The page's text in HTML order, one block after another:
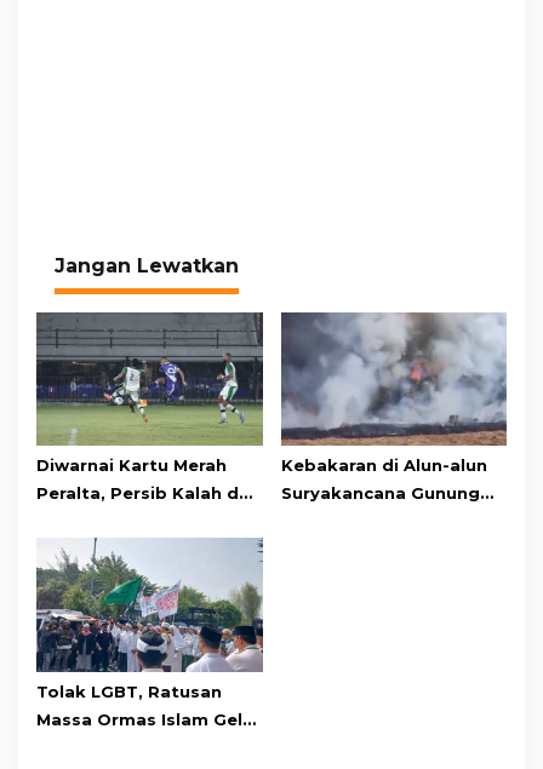
Jangan Lewatkan
Diwarnai Kartu Merah
Peralta, Persib Kalah dari
Adu Penalti
Kebakaran di Alun-alun
Suryakancana Gunung
Tolak LGBT, Ratusan
Massa Ormas Islam Gelar